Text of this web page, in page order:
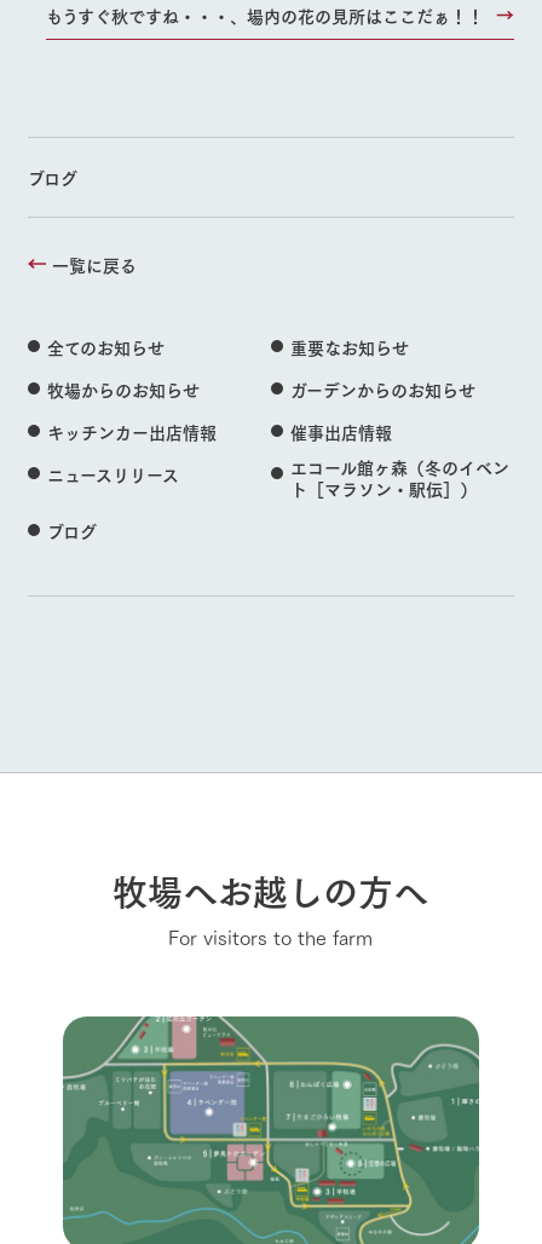
もうすぐ秋ですね・・・、場内の花の見所はここだぁ！！
ブログ
一覧に戻る
全てのお知らせ
重要なお知らせ
牧場からのお知らせ
ガーデンからのお知らせ
キッチンカー出店情報
催事出店情報
ニュースリリース
エコール館ヶ森（冬のイベン
ト［マラソン・駅伝］）
ブログ
牧場へお越しの方へ
For visitors to the farm